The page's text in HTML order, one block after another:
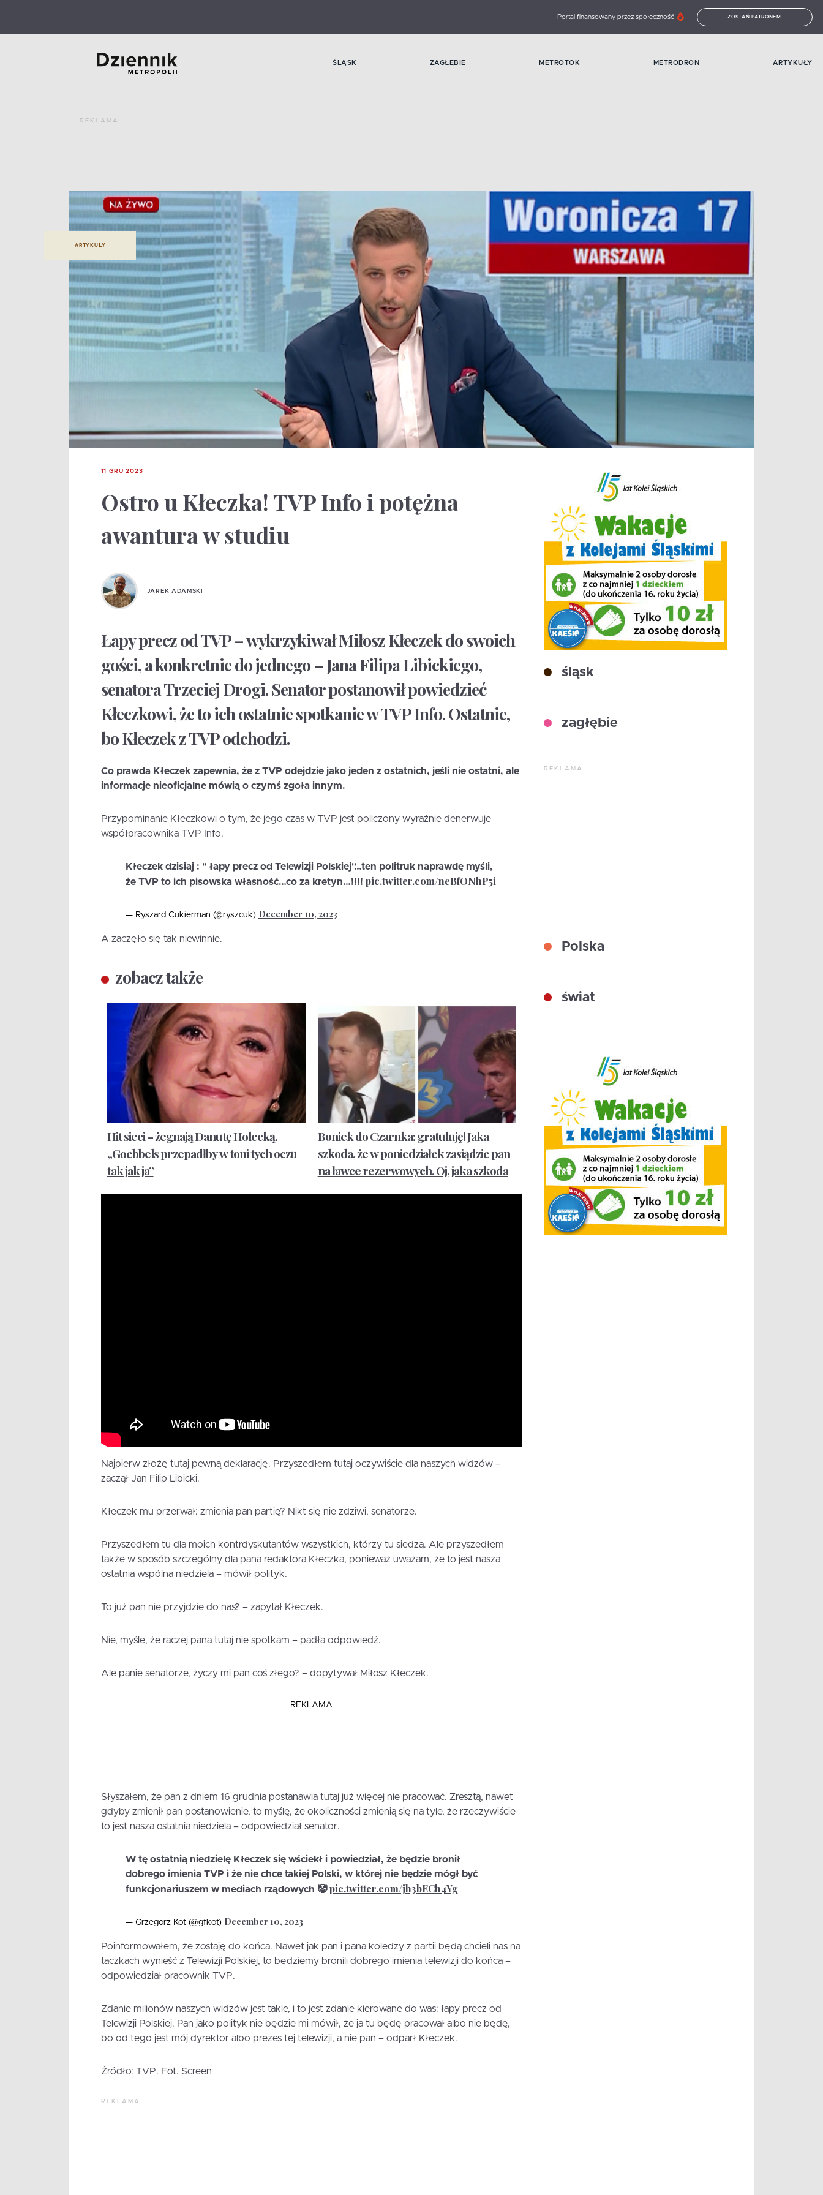
Portal finansowany przez społeczność ZOSTAŃ PATRONEM
ŚLĄSK ZAGŁĘBIE METROTOK METRODRON ARTYKUŁY
REKLAMA
ARTYKUŁY
11 GRU 2023
Ostro u Kłeczka! TVP Info i potężna
awantura w studiu
JAREK ADAMSKI
Łapy precz od TVP – wykrzykiwał Miłosz Kłeczek do swoich
gości, a konkretnie do jednego – Jana Filipa Libickiego,
senatora Trzeciej Drogi. Senator postanowił powiedzieć
Kłeczkowi, że to ich ostatnie spotkanie w TVP Info. Ostatnie,
bo Kłeczek z TVP odchodzi.
Co prawda Kłeczek zapewnia, że z TVP odejdzie jako jeden z ostatnich, jeśli nie ostatni, ale
informacje nieoficjalne mówią o czymś zgoła innym.
Przypominanie Kłeczkowi o tym, że jego czas w TVP jest policzony wyraźnie denerwuje
współpracownika TVP Info.
Kłeczek dzisiaj : " łapy precz od Telewizji Polskiej"…ten politruk naprawdę myśli,
że TVP to ich pisowska własność…co za kretyn…!!!! pic.twitter.com/neBfONhP5i
— Ryszard Cukierman (@ryszcuk) December 10, 2023
A zaczęło się tak niewinnie.
zobacz także
Hit sieci – żegnają Danutę Holecką.
„Goebbels przepadłby w toni tych oczu
tak jak ja”
Boniek do Czarnka: gratuluję! Jaka
szkoda, że w poniedziałek zasiądzie pan
na ławce rezerwowych. Oj, jaka szkoda
Najpierw złożę tutaj pewną deklarację. Przyszedłem tutaj oczywiście dla naszych widzów –
zaczął Jan Filip Libicki.
Kłeczek mu przerwał: zmienia pan partię? Nikt się nie zdziwi, senatorze.
Przyszedłem tu dla moich kontrdyskutantów wszystkich, którzy tu siedzą. Ale przyszedłem
także w sposób szczególny dla pana redaktora Kłeczka, ponieważ uważam, że to jest nasza
ostatnia wspólna niedziela – mówił polityk.
To już pan nie przyjdzie do nas? – zapytał Kłeczek.
Nie, myślę, że raczej pana tutaj nie spotkam – padła odpowiedź.
Ale panie senatorze, życzy mi pan coś złego? – dopytywał Miłosz Kłeczek.
REKLAMA
Słyszałem, że pan z dniem 16 grudnia postanawia tutaj już więcej nie pracować. Zresztą, nawet
gdyby zmienił pan postanowienie, to myślę, że okoliczności zmienią się na tyle, że rzeczywiście
to jest nasza ostatnia niedziela – odpowiedział senator.
W tę ostatnią niedzielę Kłeczek się wściekł i powiedział, że będzie bronił
dobrego imienia TVP i że nie chce takiej Polski, w której nie będzie mógł być
funkcjonariuszem w mediach rządowych 🤡pic.twitter.com/jh3bECh4Yg
— Grzegorz Kot (@gfkot) December 10, 2023
Poinformowałem, że zostaję do końca. Nawet jak pan i pana koledzy z partii będą chcieli nas na
taczkach wynieść z Telewizji Polskiej, to będziemy bronili dobrego imienia telewizji do końca –
odpowiedział pracownik TVP.
Zdanie milionów naszych widzów jest takie, i to jest zdanie kierowane do was: łapy precz od
Telewizji Polskiej. Pan jako polityk nie będzie mi mówił, że ja tu będę pracował albo nie będę,
bo od tego jest mój dyrektor albo prezes tej telewizji, a nie pan – odparł Kłeczek.
Źródło: TVP. Fot. Screen
REKLAMA
śląsk
zagłębie
REKLAMA
Polska
świat